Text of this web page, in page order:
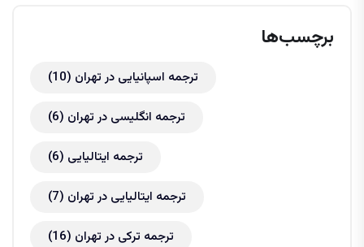
برچسب‌ها
ترجمه اسپانیایی در تهران (10)
ترجمه انگلیسی در تهران (6)
ترجمه ایتالیایی (6)
ترجمه ایتالیایی در تهران (7)
ترجمه ترکی در تهران (16)